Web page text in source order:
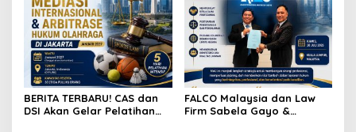
Tanpa Riba
Indonesia
BERITA TERBARU! CAS dan
DSI Akan Gelar Pelatihan
FALCO Malaysia dan Law
Firm Sabela Gayo &